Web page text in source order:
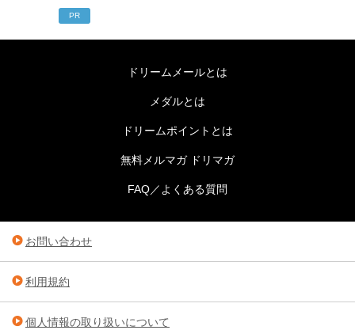
PR
ドリームメールとは
メダルとは
ドリームポイントとは
無料メルマガ ドリマガ
FAQ／よくある質問
お問い合わせ
利用規約
個人情報の取り扱いについて